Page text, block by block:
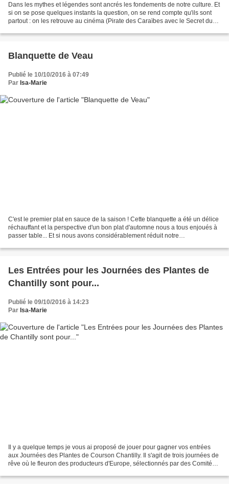
Dans les mythes et légendes sont ancrés les fondements de notre culture. Et
si on se pose quelques instants la question, on se rend compte qu'ils sont
partout : on les retrouve au cinéma (Pirate des Caraïbes avec le Secret du
Blanquette de Veau
Publié le 10/10/2016 à 07:49
Par Isa-Marie
C'est le premier plat en sauce de la saison ! Cette blanquette a été un délice
réchauffant et la perspective d'un bon plat d'automne nous a tous enjoués à
passer table... Et si nous avons considérablement réduit notre
Les Entrées pour les Journées des Plantes de
Chantilly sont pour...
Publié le 09/10/2016 à 14:23
Par Isa-Marie
Il y a quelque temps je vous ai proposé de jouer pour gagner vos entrées
aux Journées des Plantes de Courson Chantilly. Il s'agit de trois journées de
rêve où le fleuron des producteurs d'Europe, sélectionnés par des Comités